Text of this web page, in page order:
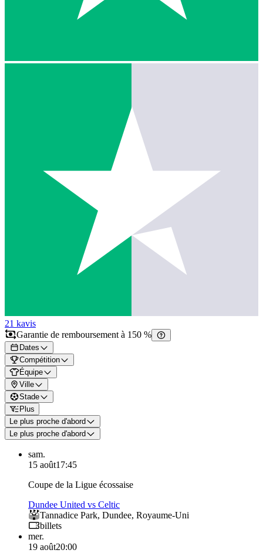
21 kavis
Garantie de remboursement à 150 %
Dates
Compétition
Équipe
Ville
Stade
Plus
Le plus proche d'abord
Le plus proche d'abord
sam.
15 août17:45
Coupe de la Ligue écossaise
Dundee United vs Celtic
Tannadice Park, Dundee, Royaume-Uni
billets
mer.
19 août20:00